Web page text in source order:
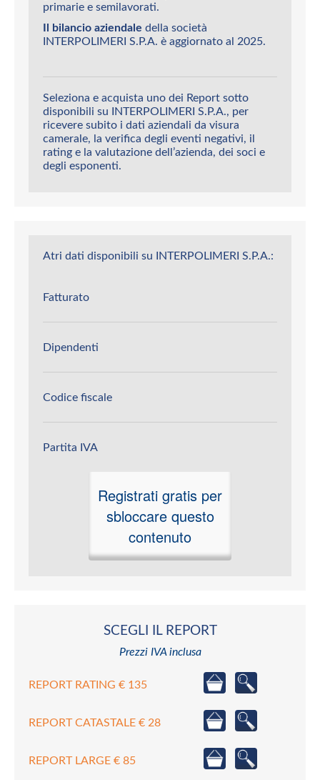
primarie e semilavorati.
Il bilancio aziendale della società
INTERPOLIMERI S.P.A. è aggiornato al 2025.
Seleziona e acquista uno dei Report sotto
disponibili su INTERPOLIMERI S.P.A., per
ricevere subito i dati aziendali da visura
camerale, la verifica degli eventi negativi, il
rating e la valutazione dell’azienda, dei soci e
degli esponenti.
Atri dati disponibili su INTERPOLIMERI S.P.A.:
Fatturato
Dipendenti
Codice fiscale
Partita IVA
Registrati gratis per
sbloccare questo
contenuto
SCEGLI IL REPORT
Prezzi IVA inclusa
REPORT RATING € 135
REPORT CATASTALE € 28
REPORT LARGE € 85